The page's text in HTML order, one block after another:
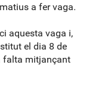
a fervaga.
aquesta vaga i,
el dia 8 de
falta mitjançant